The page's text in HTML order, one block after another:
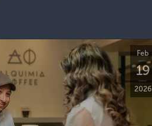
Feb
19
2026